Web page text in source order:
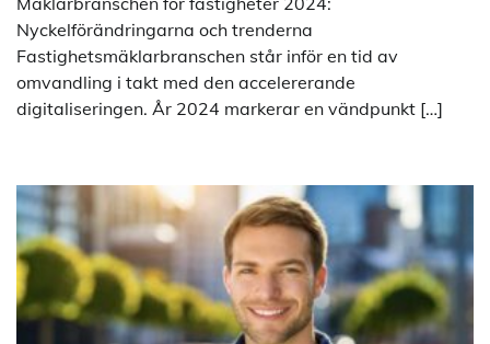
Nyckelförändringarna och trenderna
Fastighetsmäklarbranschen står inför en tid av
omvandling i takt med den accelererande
digitaliseringen. År 2024 markerar en vändpunkt […]